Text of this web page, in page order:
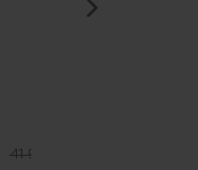
41 930 ₽